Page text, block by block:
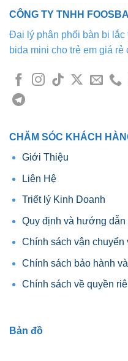
CÔNG TY TNHH
Đại lý phân phối bàn bi lắc
bida mini cho trẻ em giá
CHĂM SÓC KHÁCH
Giới Thiệu
Liên Hệ
Triết lý Kinh Doanh
Quy định và hướng dẫn
Chính sách vận chuyển
Chính sách bảo hành
Chính sách về quyền
Bản đồ